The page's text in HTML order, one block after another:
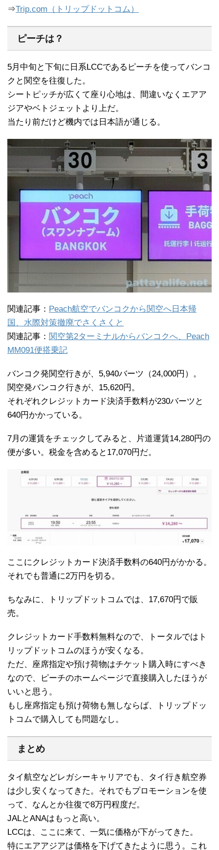
⇒Trip.com（トリップドットコム）
ピーチは？
5月中旬と下旬に日系LCCであるピーチを使ってバンコ
クと関空を往復した。
シートピッチが広くて座り心地は、間違いなくエアア
ジアやベトジェットより上だ。
当たり前だけど機内では日本語が通じる。
関連記事： Peach航空でバンコクから関空へ日本帰
国、水際対策撤廃でさくさくと
関連記事： 関空第2ターミナルからバンコクへ、Peach
MM091便搭乗記
バンコク発関空行きが、5,940バーツ（24,000円）。
関空発バンコク行きが、15,620円。
それぞれクレジットカード決済手数料が230バーツと
640円かかっている。
7月の運賃をチェックしてみると、片道運賃14,280円の
便が多い。税金を含めると17,070円だ。
ここにクレジットカード決済手数料の640円がかかる。
それでも普通に2万円を切る。
ちなみに、トリップドットコムでは、17,670円で販
売。
クレジットカード手数料無料なので、トータルではト
リップドットコムのほうが安くなる。
ただ、座席指定や預け荷物はチケット購入時にすべき
なので、ピーチのホームページで直接購入したほうが
いいと思う。
もし座席指定も預け荷物も無しならば、トリップドッ
トコムで購入しても問題なし。
まとめ
タイ航空などレガシーキャリアでも、タイ行き航空券
は少し安くなってきた。それでもプロモーションを使
って、なんとか往復で8万円程度だ。
JALとANAはもっと高い。
LCCは、ここに来て、一気に価格が下がってきた。
特にエアアジアは価格を下げてきたように思う。これ